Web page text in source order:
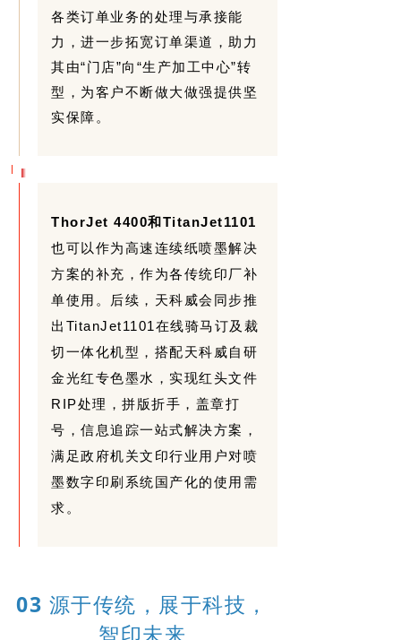
各类订单业务的处理与承接能
力，进一步拓宽订单渠道，助力
其由“门店”向“生产加工中心”转
型，为客户不断做大做强提供坚
实保障。
ThorJet 4400和TitanJet1101
也可以作为高速连续纸喷墨解决
方案的补充，作为各传统印厂补
单使用。后续，天科威会同步推
出TitanJet1101在线骑马订及裁
切一体化机型，搭配天科威自研
金光红专色墨水，实现红头文件
RIP处理，拼版折手，盖章打
号，信息追踪一站式解决方案，
满足政府机关文印行业用户对喷
墨数字印刷系统国产化的使用需
求。
03 源于传统，展于科技，
智印未来